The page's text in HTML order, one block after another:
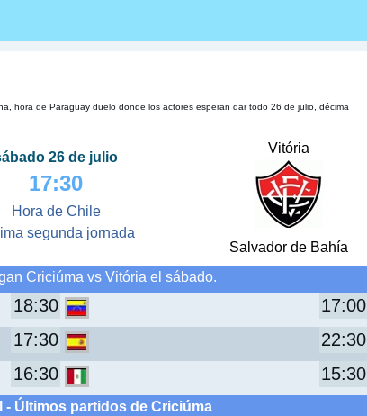
hora de Paraguay duelo donde los actores esperan dar todo 26 de julio, décima
26 de julio
17:30
Hora de Chile
segunda jornada
Vitória
Salvador de Bahía
Criciúma vs Vitória el sábado.
18:30
17:00
17:30
22:30
16:30
15:30
- Últimos partidos de Criciúma